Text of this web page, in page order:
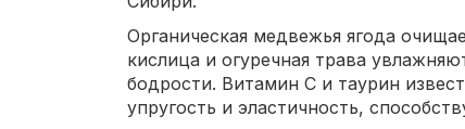
Органическая медвежья ягода
кислица и огуречная трава
бодрости. Витамин С и таурин
упругость и эластичность,